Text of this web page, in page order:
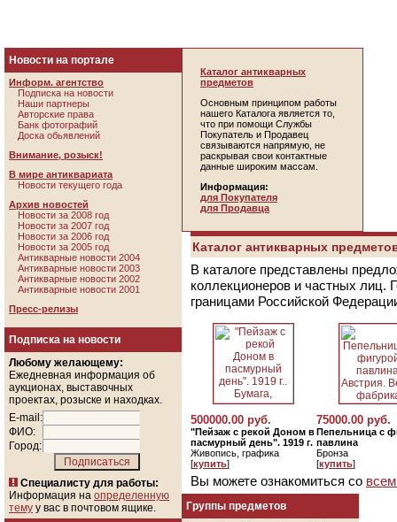
Новости на портале
Информ. агентство
Подписка на новости
Наши партнеры
Авторские права
Банк фотографий
Доска обьявлений
Внимание, розыск!
В мире антиквариата
Новости текущего года
Архив новостей
Новости за 2008 год
Новости за 2007 год
Новости за 2006 год
Новости за 2005 год
Антикварные новости 2004
Антикварные новости 2003
Антикварные новости 2002
Антикварные новости 2001
Пресс-релизы
Подписка на новости
Любому желающему:
Ежедневная информация об
аукционах, выставочных
проектах, розыске и находках.
E-mail:
ФИО:
Город:
Специалисту для работы:
Информация на определенную
тему у вас в почтовом ящике.
Каталог антикварных
предметов
Основным принципом работы
нашего Каталога является то,
что при помощи Службы
Покупатель и Продавец
связываются напрямую, не
раскрывая свои контактные
данные широким массам.
Информация:
для Покупателя
для Продавца
Каталог антикварных
В каталоге представлены
коллекционеров и частных лиц.
границами Российской
500000.00 руб.
"Пейзаж с рекой Доном в
пасмурный день". 1919 г.
Живопись, графика
[купить]
75000.00 руб.
Пепельница с
павлина
Бронза
[купить]
Вы можете ознакомиться со
Группы предметов